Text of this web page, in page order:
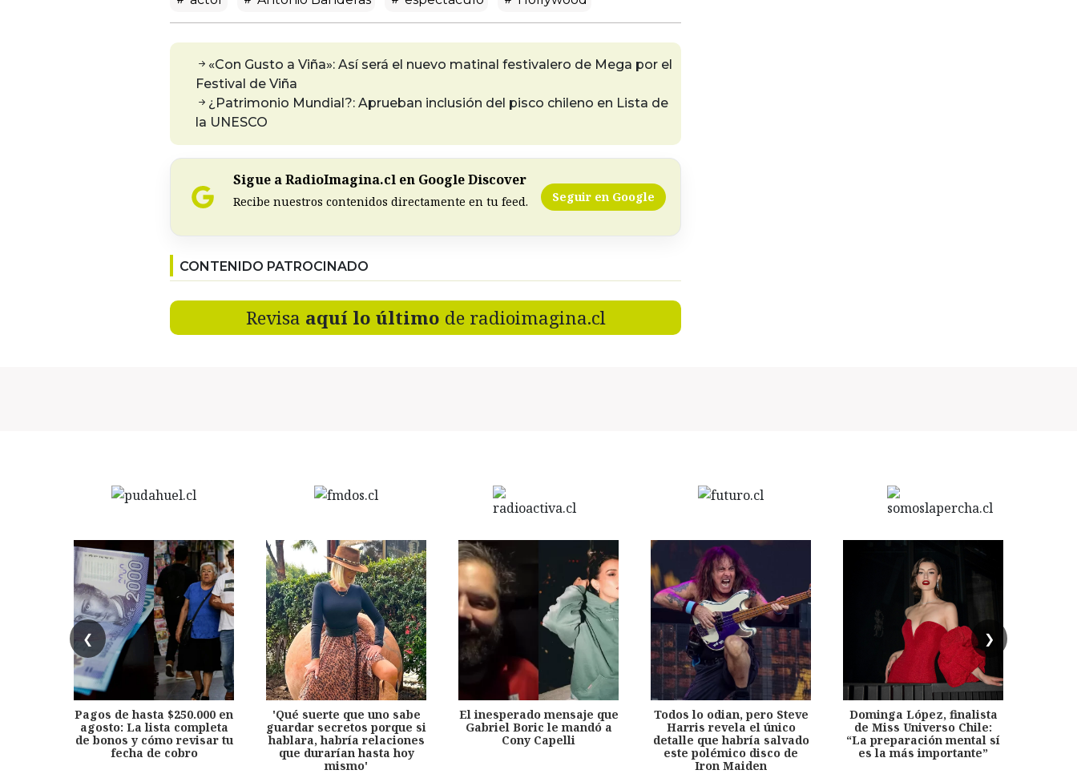
«Con Gusto a Viña»: Así será el nuevo matinal festivalero de Mega por el
Festival de Viña
¿Patrimonio Mundial?: Aprueban inclusión del pisco chileno en Lista de
la UNESCO
Sigue a RadioImagina.cl en Google Discover
Recibe nuestros contenidos directamente en tu feed. Seguir en Google
CONTENIDO PATROCINADO
Revisa aquí lo último de radioimagina.cl
❮ ❯
Pagos de hasta $250.000 en
agosto: La lista completa
de bonos y cómo revisar tu
fecha de cobro
'Qué suerte que uno sabe
guardar secretos porque si
hablara, habría relaciones
que durarían hasta hoy
mismo'
El inesperado mensaje que
Gabriel Boric le mandó a
Cony Capelli
Todos lo odian, pero Steve
Harris revela el único
detalle que habría salvado
este polémico disco de
Iron Maiden
Dominga López, finalista
de Miss Universo Chile:
“La preparación mental sí
es la más importante”